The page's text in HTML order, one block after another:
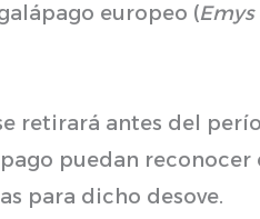
europeo (
retirará antes del
puedan
para dicho desove.